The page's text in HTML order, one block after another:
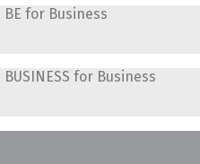
BE for Business
for Business